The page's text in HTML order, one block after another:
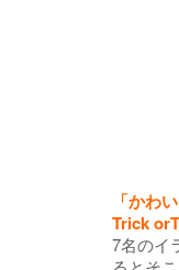
「かわ
Trick
7名のイ